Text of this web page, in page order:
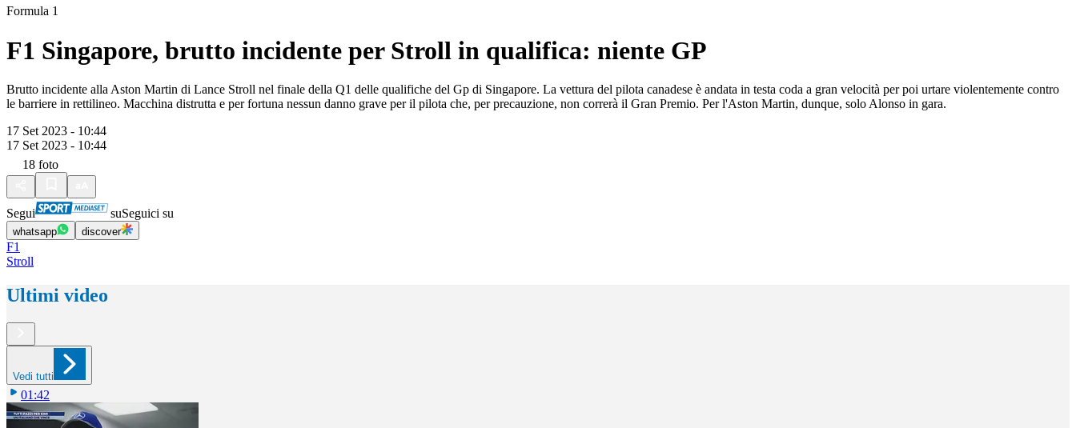
Formula 1
F1 Singapore, brutto incidente per Stroll in qualifica: niente GP
Brutto incidente alla Aston Martin di Lance Stroll nel finale della Q1 delle qualifiche del Gp di Singapore. La vettura del pilota canadese è andata in testa coda a gran velocità per poi urtare violentemente contro
le barriere in rettilineo. Macchina distrutta e per fortuna nessun danno grave per il pilota che, per precauzione, non correrà il Gran Premio. Per l'Aston Martin, dunque, solo Alonso in gara.
17 Set 2023 - 10:44
17 Set 2023 - 10:44
18 foto
Segui suSeguici su
whatsapp discover
F1
Stroll
Ultimi video
Vedi tutti
01:42